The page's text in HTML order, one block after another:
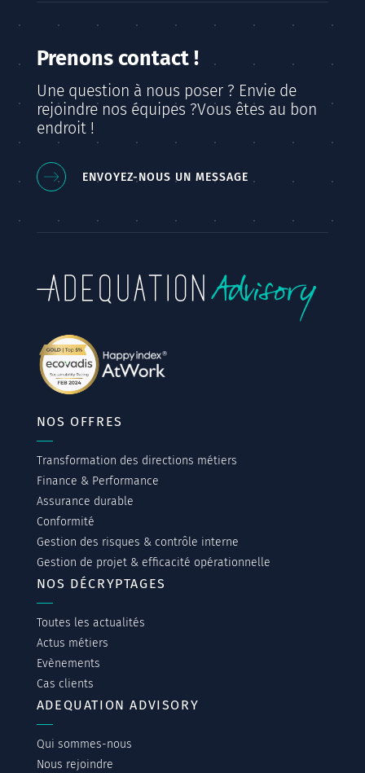
Prenons contact !
Une question à nous poser ? Envie de
rejoindre nos équipes ?Vous êtes au bon
endroit !
ENVOYEZ-NOUS UN MESSAGE
NOS OFFRES
Transformation des directions métiers
Finance & Performance
Assurance durable
Conformité
Gestion des risques & contrôle interne
Gestion de projet & efficacité opérationnelle
NOS DÉCRYPTAGES
Toutes les actualités
Actus métiers
Evènements
Cas clients
ADEQUATION ADVISORY
Qui sommes-nous
Nous rejoindre